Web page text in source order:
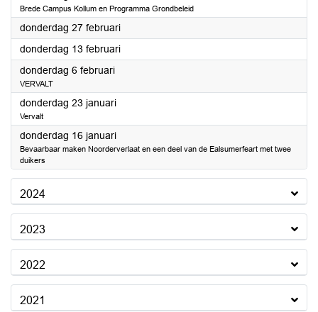
Brede Campus Kollum en Programma Grondbeleid
donderdag 27 februari2025
donderdag 13 februari2025
donderdag 6 februari2025
VERVALT
donderdag 23 januari2025
Vervalt
donderdag 16 januari2025
Bevaarbaar maken Noorderverlaat en een deel van de Ealsumerfeart met twee
duikers
2024
2023
2022
2021